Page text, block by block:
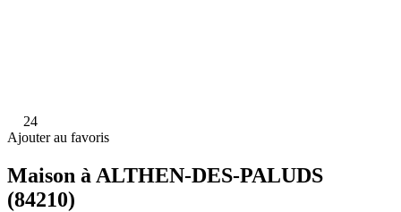
24
Ajouter au favoris
Maison à ALTHEN-DES-PALUDS
(84210)